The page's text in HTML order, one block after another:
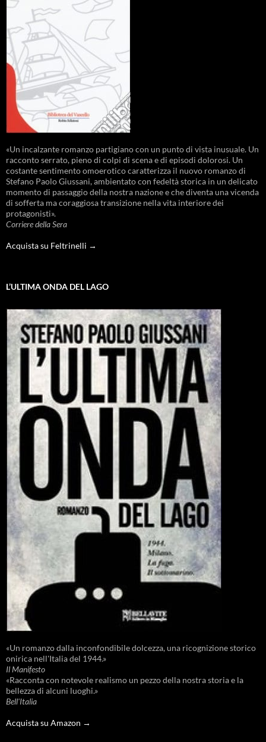
«Un incalzante romanzo partigiano con un punto di vista inusuale. Un
racconto serrato, pieno di colpi di scena e di episodi dolorosi. Un
costante sentimento omoerotico caratterizza il nuovo romanzo di
Stefano Paolo Giussani, ambientato con fedeltà storica in un delicato
momento di passaggio della nostra nazione e che diventa una vicenda
di sofferta ma coraggiosa transizione nella vita interiore dei
protagonisti».
Corriere della Sera
Acquista su Feltrinelli →
L’ULTIMA ONDA DEL LAGO
«Un romanzo dalla inconfondibile dolcezza, una ricognizione storico
onirica nell'Italia del 1944.»
Il Manifesto
«Racconta con notevole realismo un pezzo della nostra storia e la
bellezza di alcuni luoghi.»
Bell'Italia
Acquista su Amazon →